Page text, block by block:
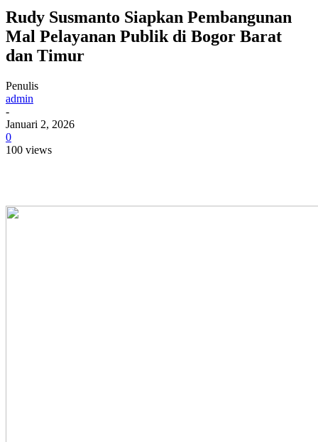
Rudy Susmanto Siapkan Pembangunan
Mal Pelayanan Publik di Bogor Barat
dan Timur
Penulis
admin
-
Januari 2, 2026
0
100 views